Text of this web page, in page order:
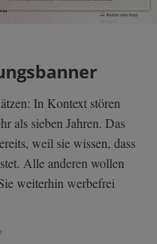
In Kontext stören
als sieben Jahren. Das
weil sie wissen, dass
Alle anderen wollen
weiterhin werbefrei